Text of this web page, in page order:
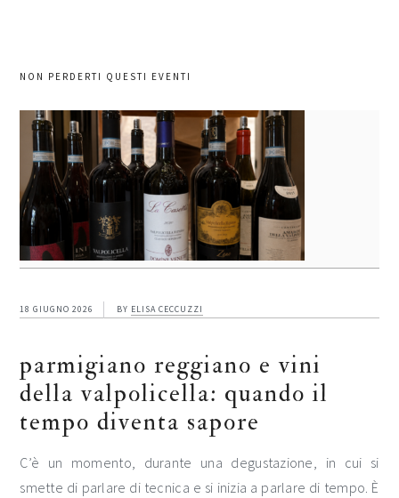
NON PERDERTI QUESTI EVENTI
18 GIUGNO 2026 BY ELISA CECCUZZI
parmigiano reggiano e vini
della valpolicella: quando il
tempo diventa sapore
C’è un momento, durante una degustazione, in cui si
smette di parlare di tecnica e si inizia a parlare di tempo. È